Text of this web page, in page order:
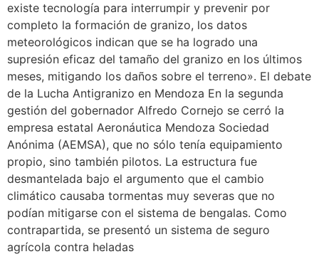
existe tecnología para interrumpir y prevenir por
completo la formación de granizo, los datos
meteorológicos indican que se ha logrado una
supresión eficaz del tamaño del granizo en los últimos
meses, mitigando los daños sobre el terreno». El debate
de la Lucha Antigranizo en Mendoza En la segunda
gestión del gobernador Alfredo Cornejo se cerró la
empresa estatal Aeronáutica Mendoza Sociedad
Anónima (AEMSA), que no sólo tenía equipamiento
propio, sino también pilotos. La estructura fue
desmantelada bajo el argumento que el cambio
climático causaba tormentas muy severas que no
podían mitigarse con el sistema de bengalas. Como
contrapartida, se presentó un sistema de seguro
agrícola contra heladas